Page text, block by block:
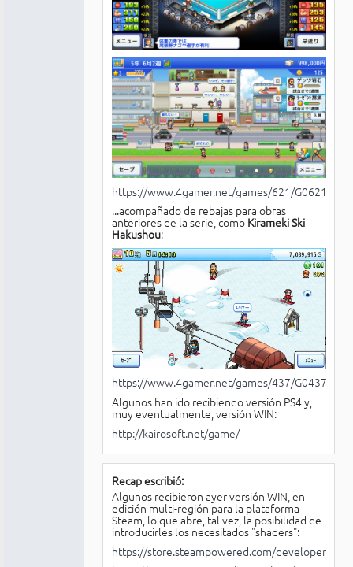
https://www.4gamer.net/games/621/G062115/
...acompañado de rebajas para obras
anteriores de la serie, como Kirameki Ski
Hakushou:
https://www.4gamer.net/games/437/G043770/
Algunos han ido recibiendo versión PS4 y,
muy eventualmente, versión WIN:
http://kairosoft.net/game/
Recap escribió:
Algunos recibieron ayer versión WIN, en
edición multi-región para la plataforma
Steam, lo que abre, tal vez, la posibilidad de
introducirles los necesitados "shaders":
https://store.steampowered.com/developer/